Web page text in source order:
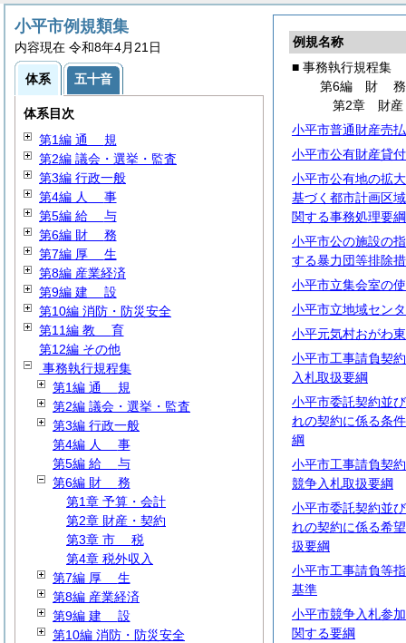
例規名称
■ 事務執行規程集
第6編 財務
第2章 財産
小平市普通財産売
小平市公有財産貸
小平市公有地の拡
基づく都市計画区
関する事務処理要綱
小平市公の施設の
する暴力団等排除
小平市立集会室の
小平市立地域セン
小平元気村おがわ
小平市工事請負契
入札取扱要綱
小平市委託契約並
れの契約に係る条
綱
小平市工事請負契
競争入札取扱要綱
小平市委託契約並
れの契約に係る希
扱要綱
小平市工事請負等
基準
小平市競争入札参
関する要綱
小平市例規類集
内容現在 令和8年4月21日
体系 五十音
体系目次
第1編 通 規
第2編 議会・選挙・監査
第3編 行政一般
第4編 人 事
第5編 給 与
第6編 財 務
第7編 厚 生
第8編 産業経済
第9編 建 設
第10編 消防・防災安全
第11編 教 育
第12編 その他
事務執行規程集
第1編 通 規
第2編 議会・選挙・監査
第3編 行政一般
第4編 人 事
第5編 給 与
第6編 財 務
第1章 予算・会計
第2章 財産・契約
第3章 市 税
第4章 税外収入
第7編 厚 生
第8編 産業経済
第9編 建 設
第10編 消防・防災安全